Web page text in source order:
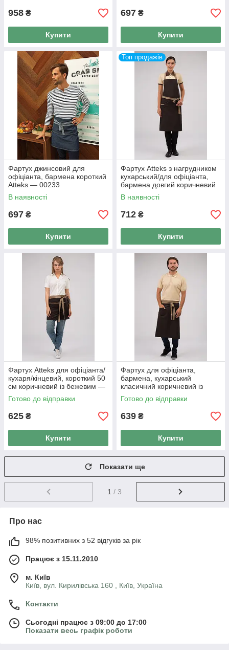
958 ₴
Купити
697 ₴
Купити
Фартух джинсовий для
офіціанта, бармена короткий
Atteks — 00233
В наявності
697 ₴
Купити
Топ продажів
Фартух Atteks з нагрудником
кухарський/для офіціанта,
бармена довгий коричневий
із бежевим — 00212
В наявності
712 ₴
Купити
Фартух Atteks для офіціанта/
кухаря/кінцевий, короткий 50
см коричневий із бежевим —
00213
Готово до відправки
625 ₴
Купити
Фартух для офіціанта,
бармена, кухарський
класичний коричневий із
бежевим 75 см Atteks —
00214
Готово до відправки
639 ₴
Купити
Показати ще
1 / 3
Про нас
98% позитивних з 52 відгуків за рік
Працює з 15.11.2010
м. Київ
Київ, вул. Кирилівська 160 , Київ, Україна
Контакти
Сьогодні працює з 09:00 до 17:00
Показати весь графік роботи